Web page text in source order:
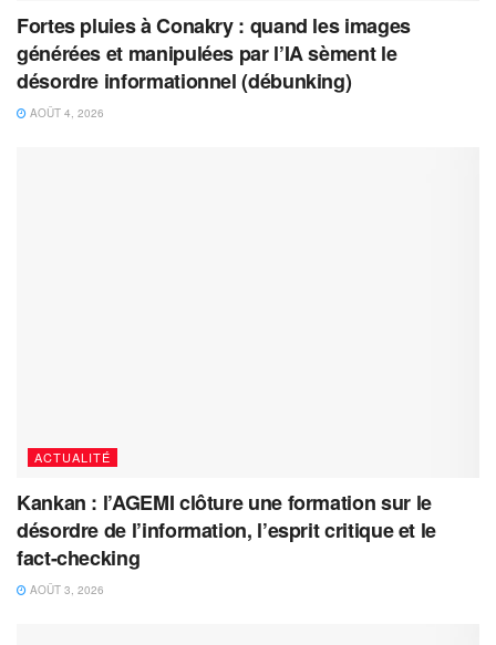
Fortes pluies à Conakry : quand les images
générées et manipulées par l’IA sèment le
désordre informationnel (débunking)
AOÛT 4, 2026
ACTUALITÉ
Kankan : l’AGEMI clôture une formation sur le
désordre de l’information, l’esprit critique et le
fact-checking
AOÛT 3, 2026